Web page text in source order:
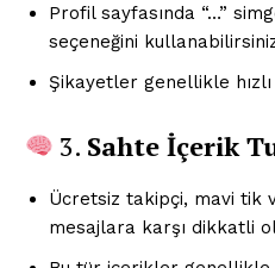
Profil sayfasında “…”
seçeneğini
Şikayetler genellikle
3. Sahte İçerik
Ücretsiz takipçi, mavi tik
mesajlara karşı dikkatli